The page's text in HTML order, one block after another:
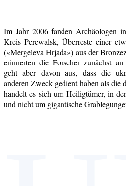
Im Jahr 2006 fanden Archäologen
Kreis Perewalsk, Überreste einer
(«Mergeleva Hrjada») aus der
erinnerten die Forscher zunächst
geht aber davon aus, dass die
anderen Zweck gedient haben als die
handelt es sich um Heiligtümer, in
und nicht um gigantische